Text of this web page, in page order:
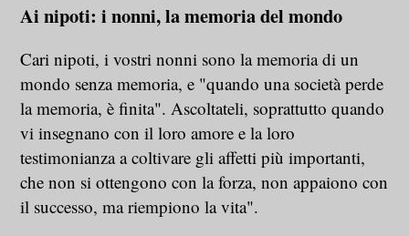
Ai nipoti: i nonni, la memoria del mondo
Cari nipoti, i vostri nonni sono la memoria di un
mondo senza memoria, e "quando una società perde
la memoria, è finita". Ascoltateli, soprattutto quando
vi insegnano con il loro amore e la loro
testimonianza a coltivare gli affetti più importanti,
che non si ottengono con la forza, non appaiono con
il successo, ma riempiono la vita".